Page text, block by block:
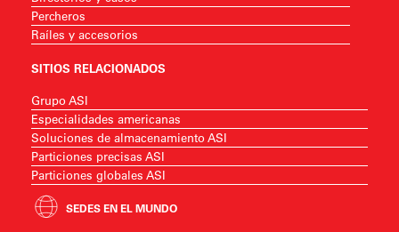
Percheros
Raíles y accesorios
SITIOS RELACIONADOS
Grupo ASI
Especialidades americanas
Soluciones de almacenamiento ASI
Particiones precisas ASI
Particiones globales ASI
SEDES EN EL MUNDO